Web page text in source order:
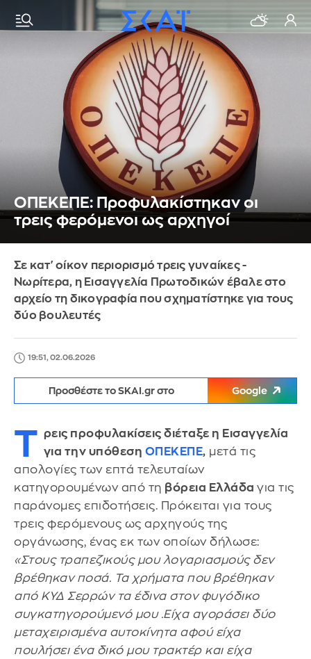
ΟΠΕΚΕΠΕ: Προφυλακίστηκαν οι
τρεις φερόμενοι ως αρχηγοί
Σε κατ' οίκον περιορισμό τρεις γυναίκες -
Νωρίτερα, η Εισαγγελία Πρωτοδικών έβαλε στο
αρχείο τη δικογραφία που σχηματίστηκε για τους
δύο βουλευτές
19:51, 02.06.2026
Προσθέστε το SKAI.gr στο Google
Τ ρεις προφυλακίσεις διέταξε η Εισαγγελία
για την υπόθεση ΟΠΕΚΕΠΕ, μετά τις
απολογίες των επτά τελευταίων
κατηγορουμένων από τη βόρεια Ελλάδα για τις
παράνομες επιδοτήσεις. Πρόκειται για τους
τρεις φερόμενους ως αρχηγούς της
οργάνωσης, ένας εκ των οποίων δήλωσε:
«Στους τραπεζικούς μου λογαριασμούς δεν
βρέθηκαν ποσά. Τα χρήματα που βρέθηκαν
από ΚΥΔ Σερρών τα έδινα στον φυγόδικο
συγκατηγορούμενό μου .Είχα αγοράσει δύο
μεταχειρισμένα αυτοκίνητα αφού είχα
πουλήσει ένα δικό μου τρακτέρ και είχα